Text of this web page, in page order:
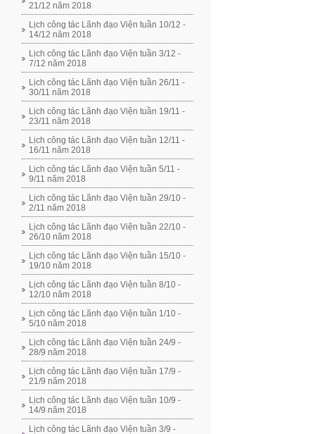
21/12 năm 2018
Lịch công tác Lãnh đạo Viện tuần 10/12 -
14/12 năm 2018
Lịch công tác Lãnh đạo Viện tuần 3/12 -
7/12 năm 2018
Lịch công tác Lãnh đạo Viện tuần 26/11 -
30/11 năm 2018
Lịch công tác Lãnh đạo Viện tuần 19/11 -
23/11 năm 2018
Lịch công tác Lãnh đạo Viện tuần 12/11 -
16/11 năm 2018
Lịch công tác Lãnh đạo Viện tuần 5/11 -
9/11 năm 2018
Lịch công tác Lãnh đạo Viện tuần 29/10 -
2/11 năm 2018
Lịch công tác Lãnh đạo Viện tuần 22/10 -
26/10 năm 2018
Lịch công tác Lãnh đạo Viện tuần 15/10 -
19/10 năm 2018
Lịch công tác Lãnh đạo Viện tuần 8/10 -
12/10 năm 2018
Lịch công tác Lãnh đạo Viện tuần 1/10 -
5/10 năm 2018
Lịch công tác Lãnh đạo Viện tuần 24/9 -
28/9 năm 2018
Lịch công tác Lãnh đạo Viện tuần 17/9 -
21/9 năm 2018
Lịch công tác Lãnh đạo Viện tuần 10/9 -
14/9 năm 2018
Lịch công tác Lãnh đạo Viện tuần 3/9 -